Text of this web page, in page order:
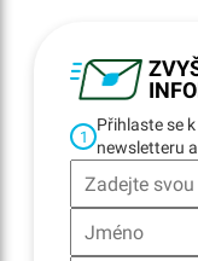
1
Přihlaste se
newsletteru